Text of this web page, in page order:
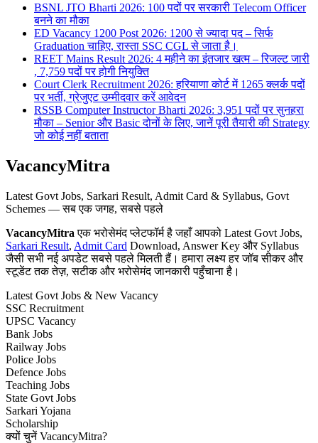
BSNL JTO Bharti 2026: 100 पदों पर सरकारी Telecom Officer
बनने का मौका
ED Vacancy 1200 Post 2026: 1200 से ज्यादा पद – सिर्फ
Graduation चाहिए, रास्ता SSC CGL से जाता है।
REET Mains Result 2026: 4 महीने का इंतजार खत्म – रिजल्ट जारी
, 7,759 पदों पर होगी नियुक्ति
Court Clerk Recruitment 2026: हरियाणा कोर्ट में 1265 क्लर्क पदों
पर भर्ती, ग्रेजुएट उम्मीदवार करें आवेदन
RSSB Computer Instructor Bharti 2026: 3,951 पदों पर सुनहरा
मौका – Senior और Basic दोनों के लिए, जानें पूरी तैयारी की Strategy
जो कोई नहीं बताता
VacancyMitra
Latest Govt Jobs, Sarkari Result, Admit Card & Syllabus, Govt
Schemes — सब एक जगह, सबसे पहले
VacancyMitra एक भरोसेमंद प्लेटफॉर्म है जहाँ आपको Latest Govt Jobs,
Sarkari Result, Admit Card Download, Answer Key और Syllabus
जैसी सभी नई अपडेट सबसे पहले मिलती हैं। हमारा लक्ष्य हर जॉब सीकर और
स्टूडेंट तक तेज़, सटीक और भरोसेमंद जानकारी पहुँचाना है।
Latest Govt Jobs & New Vacancy
SSC Recruitment
UPSC Vacancy
Bank Jobs
Railway Jobs
Police Jobs
Defence Jobs
Teaching Jobs
State Govt Jobs
Sarkari Yojana
Scholarship
क्यों चुनें VacancyMitra?